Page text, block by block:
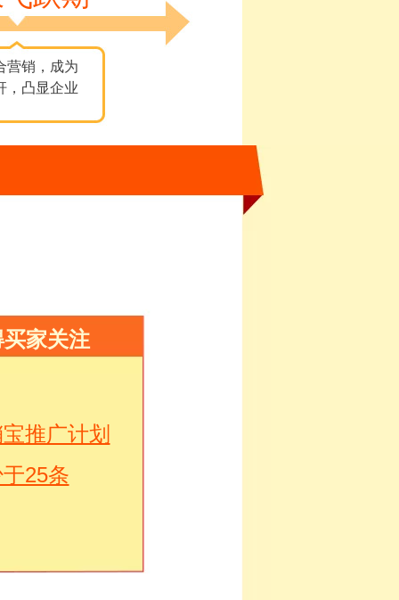
营销，成为
，凸显企业
家关注
推广计划
25条